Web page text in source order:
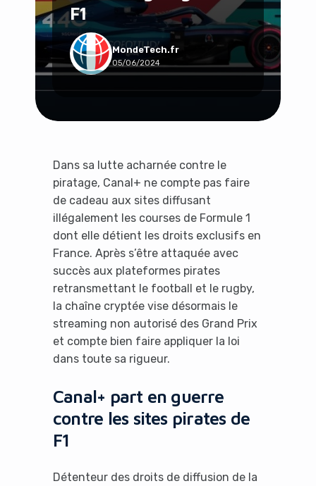
F1
MondeTech.fr
05/06/2024
Dans sa lutte acharnée contre le
piratage, Canal+ ne compte pas faire
de cadeau aux sites diffusant
illégalement les courses de Formule 1
dont elle détient les droits exclusifs en
France. Après s’être attaquée avec
succès aux plateformes pirates
retransmettant le football et le rugby,
la chaîne cryptée vise désormais le
streaming non autorisé des Grand Prix
et compte bien faire appliquer la loi
dans toute sa rigueur.
Canal+ part en guerre
contre les sites pirates de
F1
Détenteur des droits de diffusion de la
Social & Communauté
Tech & Développement
Travail & Productivité
Voyage